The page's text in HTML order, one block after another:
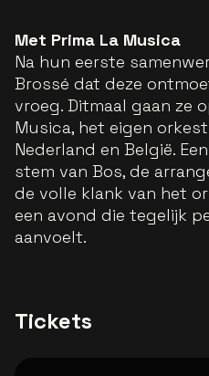
Met Prima La Musica
Na hun eerste
Brossé dat deze
vroeg. Ditmaal gaan ze
Musica, het eigen
Nederland en België.
stem van Bos, de
de volle klank van het
een avond die tegelijk
aanvoelt.
Tickets